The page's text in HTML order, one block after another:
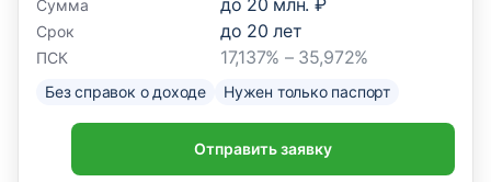
Сумма
до 20 млн. ₽
Срок до 20 лет
ПСК 17,137% – 35,972%
Без справок о доходе Нужен только паспорт
Отправить заявку